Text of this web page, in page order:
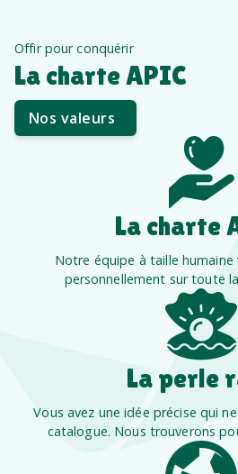
Offir pour conquérir
La charte APIC
Nos valeurs
La charte
Notre équipe à taille humaine
personnellement sur toute
La perle
Vous avez une idée précise qui
catalogue. Nous trouverons